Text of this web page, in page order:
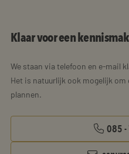
Klaar voor een
We staan via telefoon en e-mail
Het is natuurlijk ook mogelijk
plannen.
085